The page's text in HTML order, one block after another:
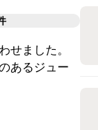
せました。
あるジュー